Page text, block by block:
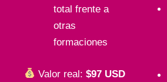
total frente a
otras
formaciones
Valor real:$97 USD